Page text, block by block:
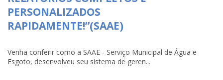
PERSONALIZADOS
RAPIDAMENTE!”(SAAE)
Venha conferir como a SAAE - Serviço Municipal de Água e
Esgoto, desenvolveu seu sistema de geren...